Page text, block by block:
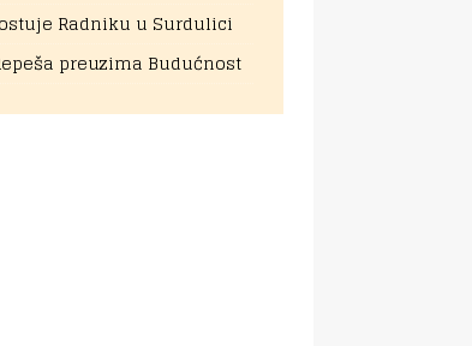
Radniku u Surdulici
preuzima Budućnost